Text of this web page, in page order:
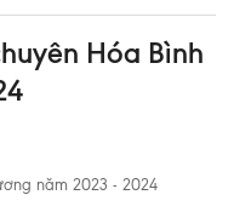
Hóa Bình
năm 2023 - 2024